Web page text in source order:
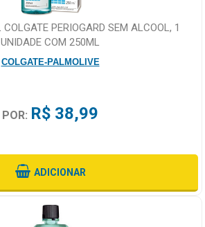
PERIOGARD SEM ALCOOL, 1
UNIDADE COM 250ML
COLGATE-PALMOLIVE
POR: R$ 38,99
ADICIONAR